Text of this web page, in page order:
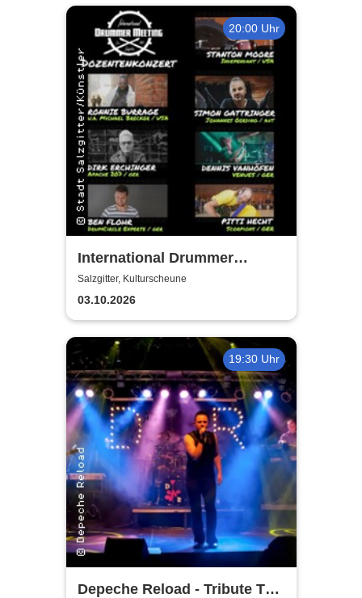
20:00 Uhr
International Drummer
Meeting Konzert |
Kulturscheune
Salzgitter, Kulturscheune
03.10.2026
19:30 Uhr
Depeche Reload - Tribute To